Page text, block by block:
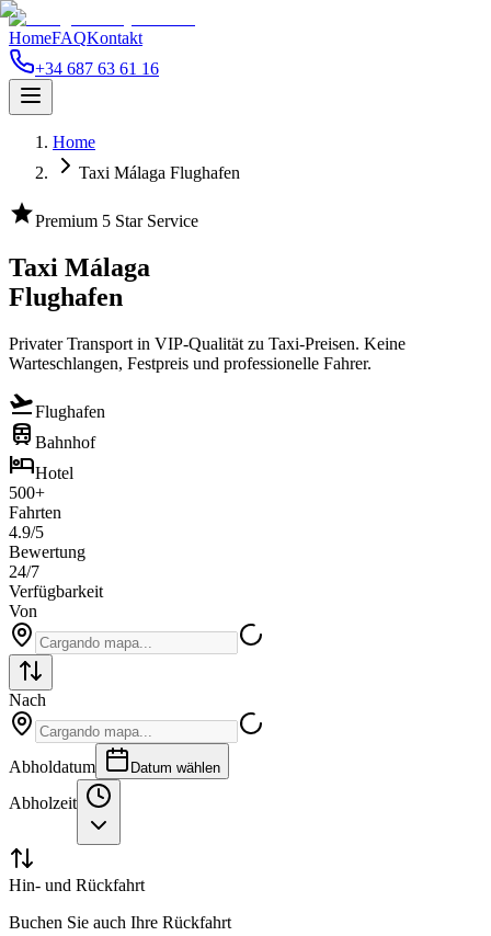
HomeFAQKontakt
+34 687 63 61 16
Home
Taxi Málaga Flughafen
starPremium 5 Star Service
Taxi Málaga
Flughafen
Privater Transport in VIP-Qualität zu Taxi-Preisen. Keine
Warteschlangen, Festpreis und professionelle Fahrer.
flight_takeoffFlughafen
train Bahnhof
hotelHotel
500+
Fahrten
4.9/5
Bewertung
24/7
Verfügbarkeit
Von
Nach
Abholdatum Datum wählen
Abholzeit
Hin- und Rückfahrt
Buchen Sie auch Ihre Rückfahrt